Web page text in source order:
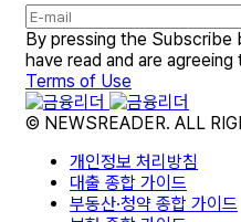
By pressing the
have read and are agreeing
Terms of Use
© NEWSREADER. ALL
개인정보 처리방침
대출 종합 가이드
부동산·청약 종합 가이드